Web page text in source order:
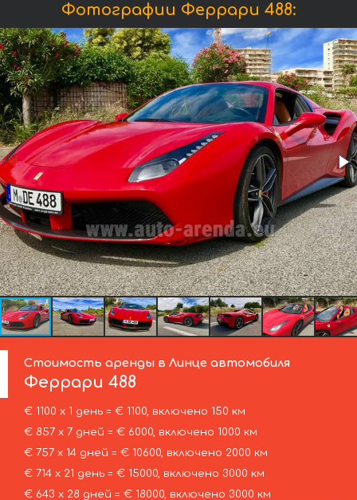
Фотографии Феррари 488:
Стоимость аренды в Линце автомобиля
Феррари 488
€ 1100 х 1 день = € 1100, включено 150 км
€ 857 х 7 дней = € 6000, включено 1000 км
€ 757 х 14 дней = € 10600, включено 2000 км
€ 714 х 21 день = € 15000, включено 3000 км
€ 643 х 28 дней = € 18000, включено 3000 км